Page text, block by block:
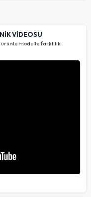
VİDEOSU
ürünle modelle farklılık